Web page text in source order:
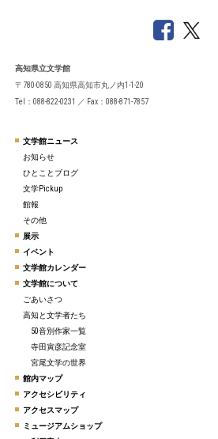
高知県立文学館
〒780-0850 高知県高知市丸ノ内1-1-20
Tel：088-822-0231 ／ Fax：088-871-7857
文学館ニュース
お知らせ
ひとことブログ
文学Pickup
館報
その他
展示
イベント
文学館カレンダー
文学館について
ごあいさつ
高知と文学者たち
50音別作家一覧
寺田寅彦記念室
宮尾文学の世界
館内マップ
アクセシビリティ
アクセスマップ
ミュージアムショップ